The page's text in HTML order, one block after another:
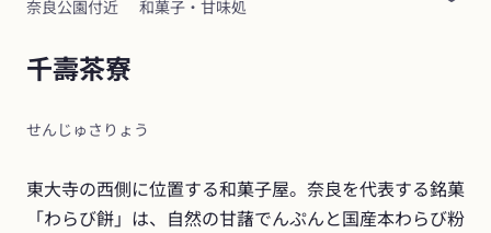
奈良公園付近 和菓子・甘味処
千壽茶寮
せんじゅさりょう
東大寺の西側に位置する和菓子屋。奈良を代表する銘菓
「わらび餅」は、自然の甘藷でんぷんと国産本わらび粉